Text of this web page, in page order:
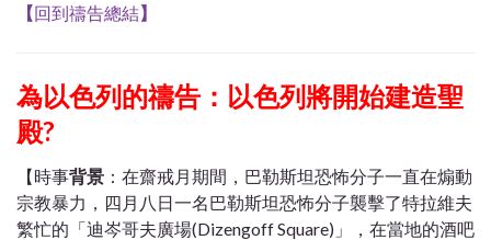
【回到禱告總結】
為以色列的禱告：以色列將開始建造聖
殿?
【時事背景 ：在齋戒月期間，巴勒斯坦恐怖分子一直在煽動
宗教暴力，四月八日一名巴勒斯坦恐怖分子襲擊了特拉維夫
繁忙的「迪岑哥夫廣場(Dizengoff Square)」，在當地的酒吧